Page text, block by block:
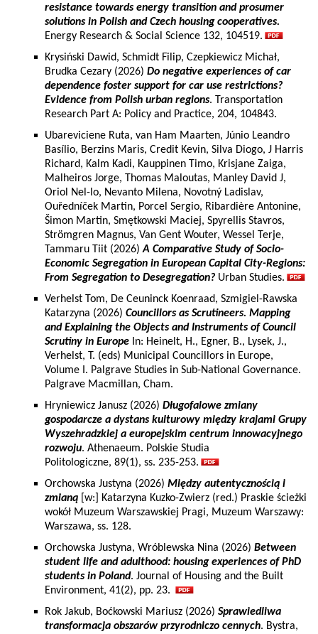
resistance towards energy transition and prosumer
solutions in Polish and Czech housing cooperatives.
Energy Research & Social Science 132, 104519.
Krysiński Dawid, Schmidt Filip, Czepkiewicz Michał,
Brudka Cezary (2026) Do negative experiences of car
dependence foster support for car use restrictions?
Evidence from Polish urban regions. Transportation
Research Part A: Policy and Practice, 204, 104843.
Ubareviciene Ruta, van Ham Maarten, Júnio Leandro
Basílio, Berzins Maris, Credit Kevin, Silva Diogo, J Harris
Richard, Kalm Kadi, Kauppinen Timo, Krisjane Zaiga,
Malheiros Jorge, Thomas Maloutas, Manley David J,
Oriol Nel-lo, Nevanto Milena, Novotný Ladislav,
Ouředníček Martin, Porcel Sergio, Ribardière Antonine,
Šimon Martin, Smętkowski Maciej, Spyrellis Stavros,
Strömgren Magnus, Van Gent Wouter, Wessel Terje,
Tammaru Tiit (2026)A Comparative Study of Socio-
Economic Segregation in European Capital City-Regions:
From Segregation to Desegregation? Urban Studies.
Verhelst Tom, De Ceuninck Koenraad, Szmigiel-Rawska
Katarzyna (2026) Councillors as Scrutineers. Mapping
and Explaining the Objects and Instruments of Council
Scrutiny in Europe In: Heinelt, H., Egner, B., Lysek, J.,
Verhelst, T. (eds) Municipal Councillors in Europe,
Volume I. Palgrave Studies in Sub-National Governance.
Palgrave Macmillan, Cham.
Hryniewicz Janusz (2026) Długofalowe zmiany
gospodarcze a dystans kulturowy między krajami Grupy
Wyszehradzkiej a europejskim centrum innowacyjnego
rozwoju. Athenaeum. Polskie Studia
Politologiczne, 89(1), ss. 235-253.
Orchowska Justyna (2026) Między autentycznością i
zmianą [w:] Katarzyna Kuzko-Zwierz (red.) Praskie ścieżki
wokół Muzeum Warszawskiej Pragi, Muzeum Warszawy:
Warszawa, ss. 128.
Orchowska Justyna, Wróblewska Nina (2026) Between
student life and adulthood: housing experiences of PhD
students in Poland. Journal of Housing and the Built
Environment, 41(2), pp. 23.
Rok Jakub, Boćkowski Mariusz (2026) Sprawiedliwa
transformacja obszarów przyrodniczo cennych. Bystra,